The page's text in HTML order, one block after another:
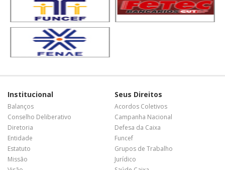
Institucional
Balanços
Conselho Deliberativo
Diretoria
Entidade
Estatuto
Missão
Seus Direitos
Acordos Coletivos
Campanha Nacional
Defesa da Caixa
Funcef
Grupos de Trabalho
Jurídico